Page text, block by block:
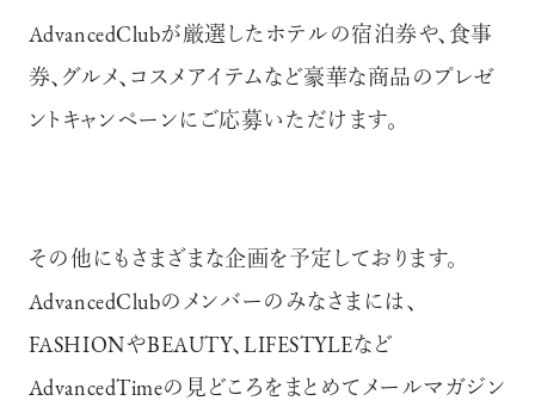
AdvancedClubが厳選したホテルの宿泊券や、食事
券、グルメ、コスメアイテムなど豪華な商品のプレゼ
ントキャンペーンにご応募いただけます。
その他にもさまざまな企画を予定しております。
AdvancedClubのメンバーのみなさまには、
FASHIONやBEAUTY、LIFESTYLEなど
AdvancedTimeの見どころをまとめてメールマガジン